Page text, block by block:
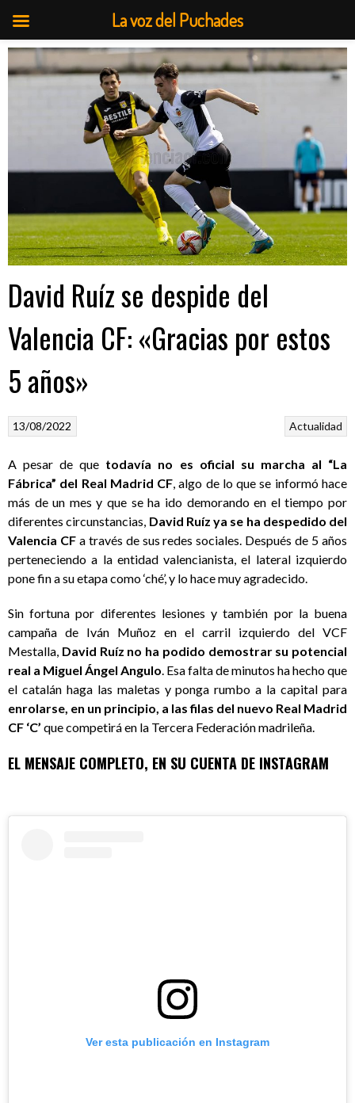
Saltar
al
David Ruíz se despide del
Valencia CF: «Gracias por estos
5 años»
Actualidad
13/08/2022
A pesar de que todavía no es oficial su marcha al “La
Fábrica” del Real Madrid CF, algo de lo que se informó hace
más de un mes y que se ha ido demorando en el tiempo por
diferentes circunstancias, David Ruíz ya se ha despedido del
Valencia CFa través de sus redes sociales. Después de 5 años
perteneciendo a la entidad valencianista, el lateral izquierdo
pone fin a su etapa como ‘ché’, y lo hace muy agradecido.
Sin fortuna por diferentes lesiones y también por la buena
campaña de Iván Muñoz en el carril izquierdo del VCF
Mestalla, David Ruíz no ha podido demostrar su potencial
real a Miguel Ángel Angulo. Esa falta de minutos ha hecho que
el catalán haga las maletas y ponga rumbo a la capital para
enrolarse, en un principio, a las filas del nuevo Real Madrid
CF ‘C’ que competirá en la Tercera Federación madrileña.
EL MENSAJE COMPLETO, EN SU CUENTA DE INSTAGRAM
Ver esta publicación en Instagram
La voz del Puchades